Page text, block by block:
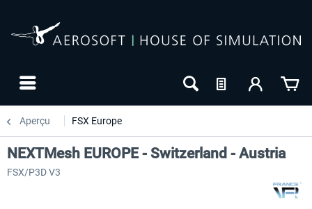
Aperçu FSX Europe
NEXTMesh EUROPE - Switzerland - Austria
FSX/P3D V3